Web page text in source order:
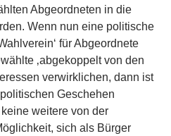
Abgeordneten in die
Wenn nun eine politische
für Abgeordnete
‚abgekoppelt von den
verwirklichen, dann ist
Geschehen
weitere von der
sich als Bürger